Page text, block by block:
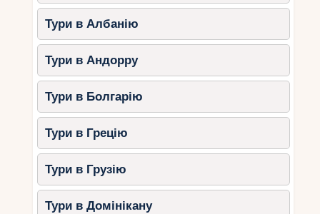
Тури в Албанію
Тури в Андорру
Тури в Болгарію
Тури в Грецію
Тури в Грузію
Тури в Домінікану